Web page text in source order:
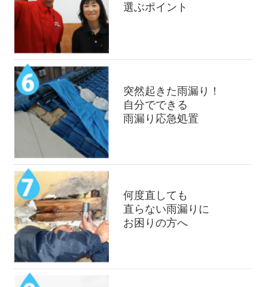
選ぶポイント
突然起きた雨漏り！
自分でできる
雨漏り応急処置
何度直しても
直らない雨漏りに
お困りの方へ